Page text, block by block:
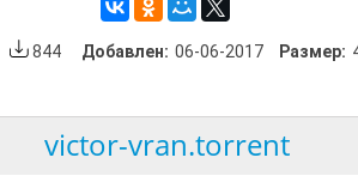
844 Добавлен: 06-06-2017 Размер:
victor-vran.torrent